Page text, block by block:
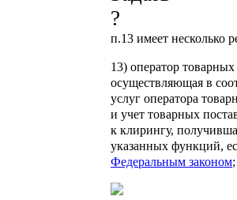
п.13 имеет несколько
13) оператор
осуществляющая в
услуг оператора
и учет товарных
к клирингу,
указанных функций,
Федеральным законом;